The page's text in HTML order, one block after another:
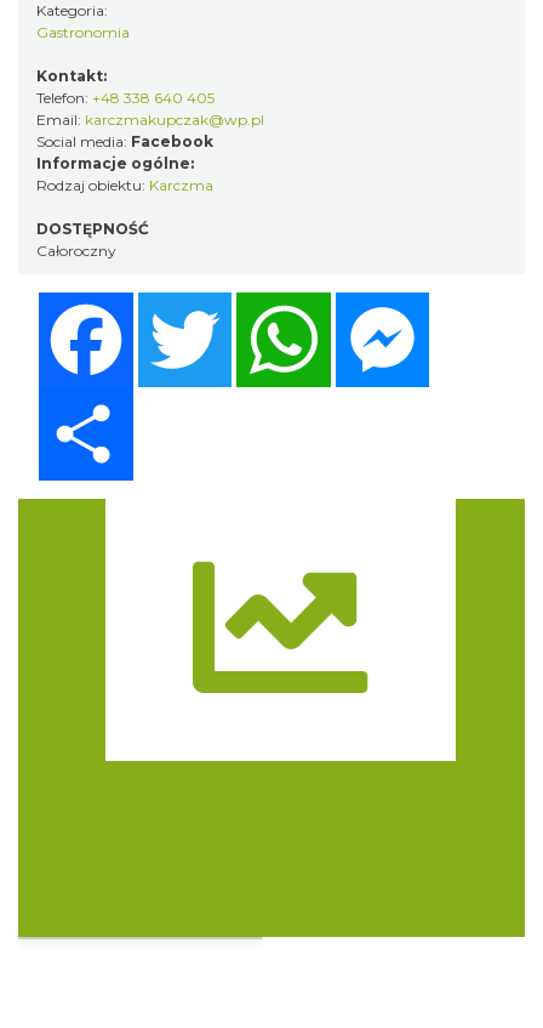
Kategoria:
Gastronomia
Kontakt:
Telefon: +48 338 640 405
Email: karczmakupczak@wp.pl
Social media: Facebook
Informacje ogólne:
Rodzaj obiektu: Karczma
DOSTĘPNOŚĆ
Całoroczny
Twitter WhatsApp